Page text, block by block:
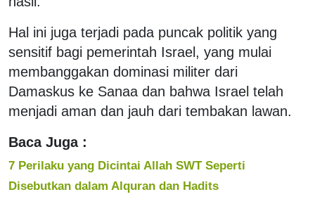
Hal ini juga terjadi pada puncak politik yang
sensitif bagi pemerintah Israel, yang mulai
membanggakan dominasi militer dari
Damaskus ke Sanaa dan bahwa Israel telah
menjadi aman dan jauh dari tembakan lawan.
Baca Juga :
7 Perilaku yang Dicintai Allah SWT Seperti
Disebutkan dalam Alquran dan Hadits